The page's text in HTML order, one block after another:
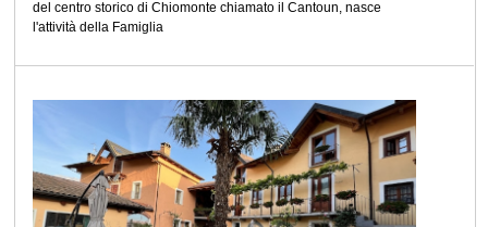
del centro storico di Chiomonte chiamato il Cantoun, nasce
l'attività della Famiglia